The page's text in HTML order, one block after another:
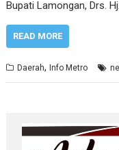
Bupati Lamongan, Drs.
READ MORE
Daerah,Info Metro